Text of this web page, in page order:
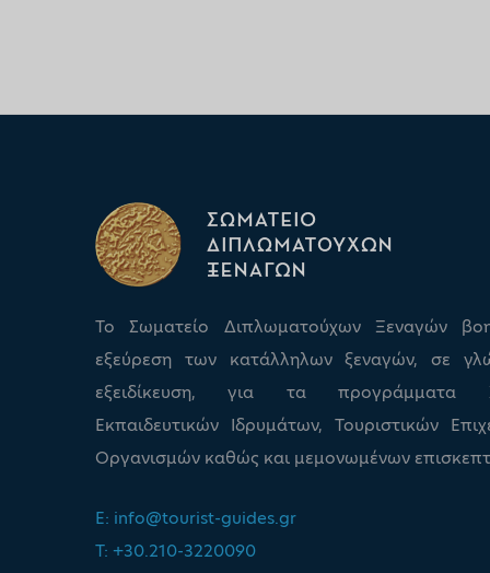
Το Σωματείο Διπλωματούχων Ξεναγών
εξεύρεση των κατάλληλων ξεναγών, σε
εξειδίκευση, για τα προγράμματα
Εκπαιδευτικών Ιδρυμάτων, Τουριστικών
Οργανισμών καθώς και μεμονωμένων
E: info@tourist-guides.gr
T: +30.210-3220090